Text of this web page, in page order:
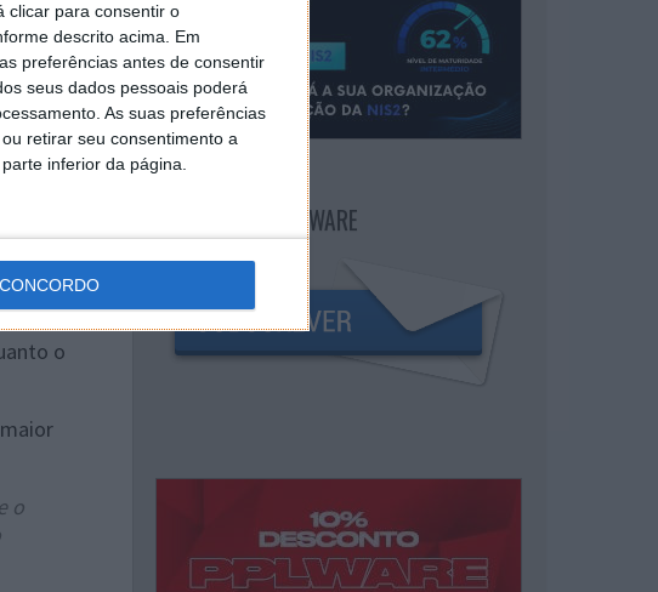
clicar para consentir o
descrito acima. Em
preferências antes de consentir
seus dados pessoais poderá
As suas preferências
retirar seu consentimento a
inferior da página.
CONCORDO
cabo
se
15
o
o
NEWSLETTER PPLWARE